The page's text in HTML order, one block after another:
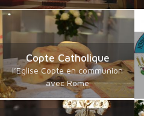
Copte Catholique
l’Eglise Copte en communion
avec Rome